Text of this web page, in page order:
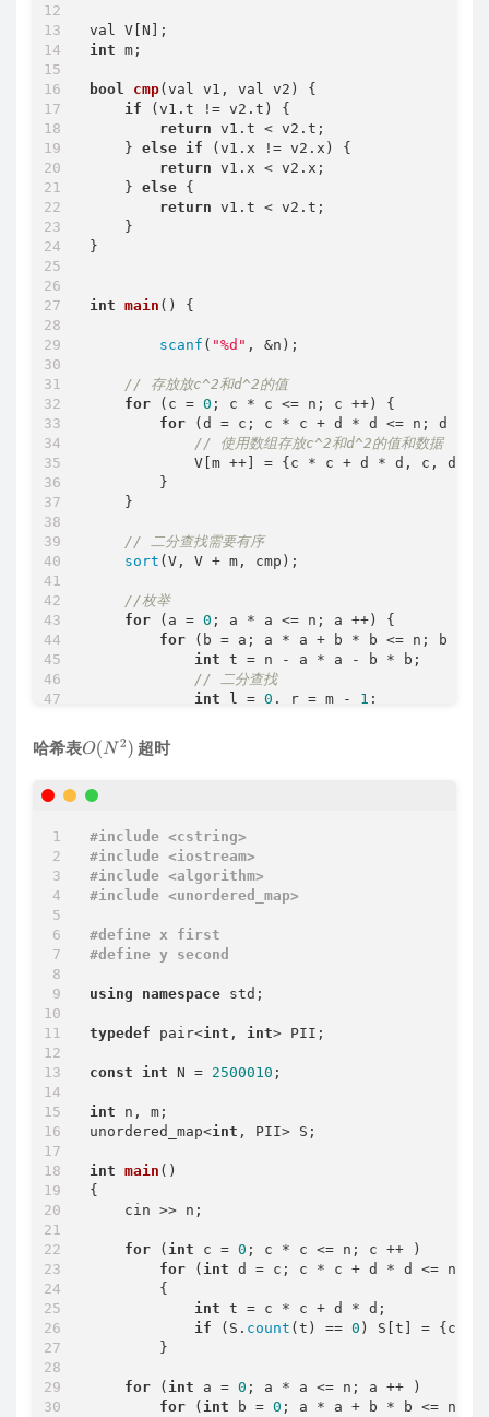
int m;
bool cmp(val v1, val v2)
{
if (v1.t != v2.t) {
return v1.t < v2.t;
    }
else if (v1.x != v2.x) {
return v1.x < v2.x;
    }
else {
return v1.t < v2.t;
    }
}
int main () {
scanf ( "%d" , &n);
// 存放放c^2和d^2的值
for (c = 0 ; c * c <= n; c ++) {
for (d = c; c * c + d * d <= n; d
// 使用数组存放c^2和d^2的值和数据
            V[m ++] = {c * c + d * d, c, d};
        }
    }
// 二分查找需要有序
sort (V, V + m, cmp);
//枚举
for (a = 0 ; a * a <= n; a ++) {
for (b = a; a * a + b * b <= n; b
int t = n - a * a - b * b;
// 二分查找
int l = 0 , r = m - 1 ;
            }
if (V[l].t == t) {
printf
exit
            }
    }
return 0
哈希表O(N2) 超时
#include <cstring>
#include <iostream>
#include <algorithm>
#include <unordered_map>
#define x first
#define y second
using namespace std;
typedef pair<int , int> PII;
const int N = 2500010 ;
int n, m;
unordered_map<int , PII> S;
int main ()
{
    cin >> n;
for ( int c = 0 ; c * c <= n; c ++ )
for ( int d = c; c * c + d * d <= n; d
        {
int t = c * c + d * d;
if (S. count (t) == 0 ) S[t] = {c,
        }
for ( int a = 0 ; a * a <= n; a ++ )
for ( int b = 0 ; a * a + b * b <= n; b